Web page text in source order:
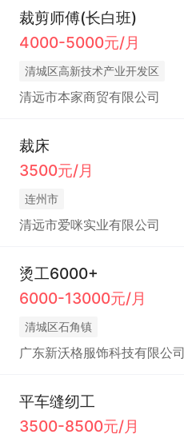
裁剪师傅(长白班)
4000-5000元/月
清城区高新技术产业开发区
清远市本家商贸有限公司
裁床
3500元/月
连州市
清远市爱咪实业有限公司
烫工6000+
6000-13000元/月
清城区石角镇
广东新沃格服饰科技有限公司
平车缝纫工
3500-8500元/月